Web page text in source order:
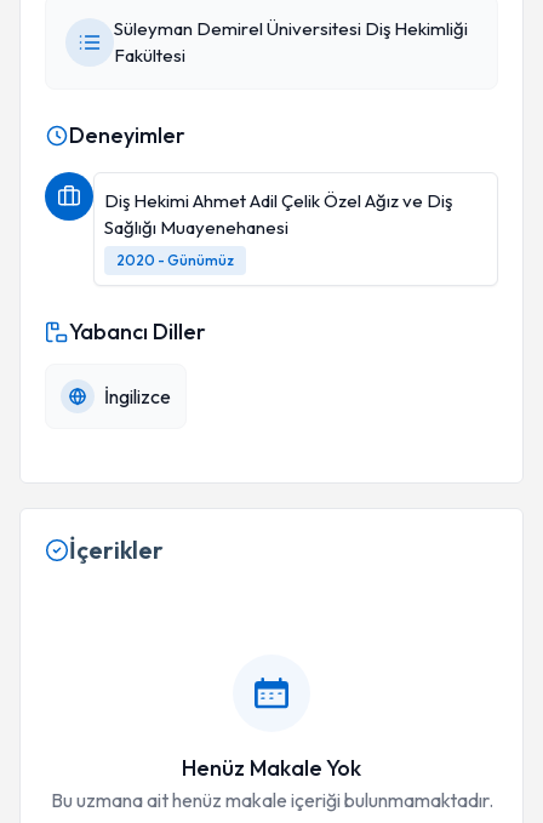
Süleyman Demirel Üniversitesi Diş Hekimliği
Fakültesi
Deneyimler
Diş Hekimi Ahmet Adil Çelik Özel Ağız ve Diş
Sağlığı Muayenehanesi
2020 - Günümüz
Yabancı Diller
İngilizce
İçerikler
Henüz Makale Yok
Bu uzmana ait henüz makale içeriği bulunmamaktadır.